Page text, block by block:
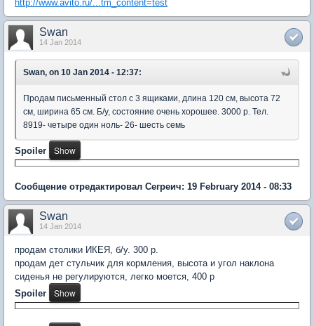
http://www.avito.ru/...tm_content=test
Swan
14 Jan 2014
Swan, on 10 Jan 2014 - 12:37:
Продам письменный стол с 3 ящиками, длина 120 см, высота 72
см, ширина 65 см. Б/у, состояние очень хорошее. 3000 р. Тел.
8919- четыре один ноль- 26- шесть семь
Spoiler
Сообщение отредактировал Сегреич: 19 February 2014 - 08:33
Swan
14 Jan 2014
продам столики ИКЕЯ, б/у. 300 р.
продам дет стульчик для кормления, высота и угол наклона
сиденья не регулируются, легко моется, 400 р
Spoiler